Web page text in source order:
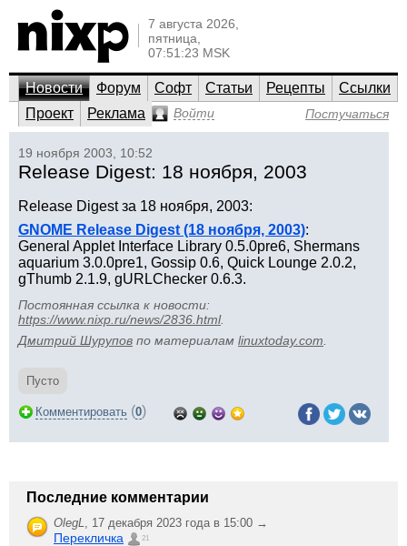
7 августа 2026,
пятница,
07:51:23 MSK
Новости Форум Софт Статьи Рецепты
Ссылки
Проект
Реклама Войти Постучаться
19 ноября 2003, 10:52
Release Digest: 18 ноября, 2003
Release Digest за 18 ноября, 2003:
GNOME Release Digest (18 ноября, 2003):
General Applet Interface Library 0.5.0pre6, Shermans
aquarium 3.0.0pre1, Gossip 0.6, Quick Lounge 2.0.2,
gThumb 2.1.9, gURLChecker 0.6.3.
Постоянная ссылка к новости:
https://www.nixp.ru/news/2836.html.
Дмитрий Шурупов по материалам linuxtoday.com
Пусто
Комментировать (0)
Последние комментарии
OlegL, 17 декабря 2023 года в 15:00 →
Перекличка 21